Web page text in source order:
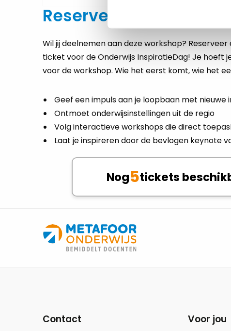
Reserveer nu jouw
Wil jij deelnemen aan deze workshop? Reserveer
ticket voor de Onderwijs InspiratieDag! Je hoeft
voor de workshop. Wie het eerst komt, wie het
Geef een impuls aan je loopbaan met nieuwe
Ontmoet onderwijsinstellingen uit de regio
Volg interactieve workshops die direct
Laat je inspireren door de bevlogen keynote
Nog5tickets
Contact Voor jou